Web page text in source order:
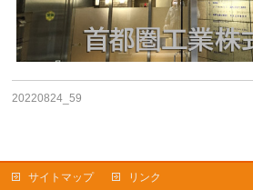
20220824_59
サイトマップ リンク